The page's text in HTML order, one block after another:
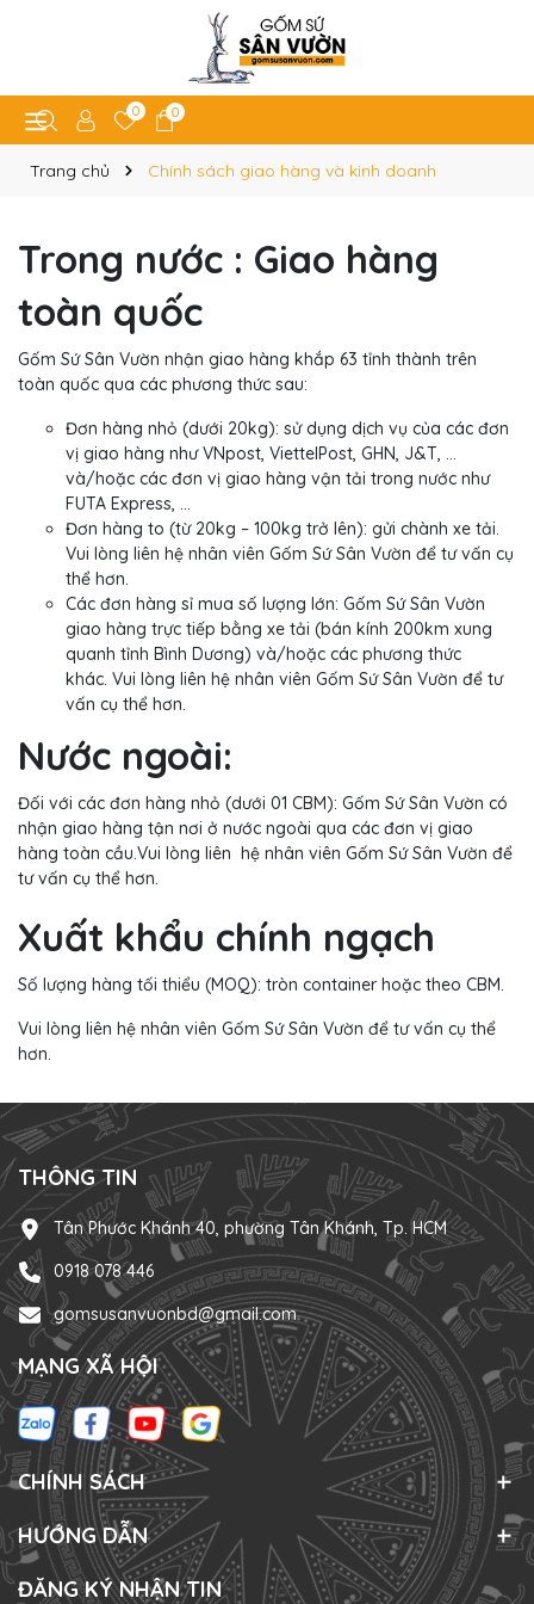
0 0
Trang chủ Chính sách giao hàng và kinh doanh
Trong nước : Giao hàng
toàn quốc
Gốm Sứ Sân Vườn nhận giao hàng khắp 63 tỉnh thành trên
toàn quốc qua các phương thức sau:
Đơn hàng nhỏ (dưới 20kg): sử dụng dịch vụ của các đơn
vị giao hàng như VNpost, ViettelPost, GHN, J&T, …
và/hoặc các đơn vị giao hàng vận tải trong nước như
FUTA Express, …
Đơn hàng to (từ 20kg – 100kg trở lên): gửi chành xe tải.
Vui lòng liên hệ nhân viên Gốm Sứ Sân Vườn để tư vấn cụ
thể hơn.
Các đơn hàng sỉ mua số lượng lớn: Gốm Sứ Sân Vườn
giao hàng trực tiếp bằng xe tải (bán kính 200km xung
quanh tỉnh Bình Dương) và/hoặc các phương thức
khác. Vui lòng liên hệ nhân viên Gốm Sứ Sân Vườn để tư
vấn cụ thể hơn.
Nước ngoài:
Đối với các đơn hàng nhỏ (dưới 01 CBM): Gốm Sứ Sân Vườn có
nhận giao hàng tận nơi ở nước ngoài qua các đơn vị giao
hàng toàn cầu.Vui lòng liên hệ nhân viên Gốm Sứ Sân Vườn để
tư vấn cụ thể hơn.
Xuất khẩu chính ngạch
Số lượng hàng tối thiểu (MOQ): tròn container hoặc theo CBM.
Vui lòng liên hệ nhân viên Gốm Sứ Sân Vườn để tư vấn cụ thể
hơn.
THÔNG TIN
Tân Phước Khánh 40, phường Tân Khánh, Tp. HCM
0918 078 446
gomsusanvuonbd@gmail.com
MẠNG XÃ HỘI
CHÍNH SÁCH
HƯỚNG DẪN
ĐĂNG KÝ NHẬN TIN